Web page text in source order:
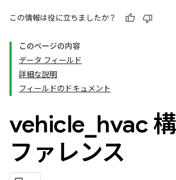
この情報は役に立ちましたか？
このページの内容
データ フィールド
詳細な説明
フィールドのドキュメント
vehicle hvac
ファレンス